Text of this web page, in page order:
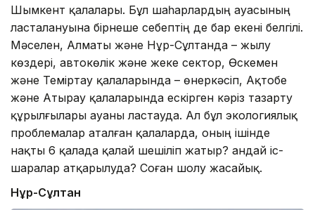
Шымкент қалалары. Бұл шаһарлардың ауасының
ласталануына бірнеше себептің де бар екені белгілі.
Мәселен, Алматы және Нұр-Сұлтанда – жылу
көздері, автокөлік және жеке сектор, Өскемен
және Теміртау қалаларында – өнеркәсіп, Ақтобе
және Атырау қалаларында ескірген кәріз тазарту
құрылғылары ауаны ластауда. Ал бұл экологиялық
проблемалар аталған қалаларда, оның ішінде
нақты 6 қалада қалай шешіліп жатыр? Қандай іс-
шаралар атқарылуда? Соған шолу жасайық.
Нұр-Сұлтан